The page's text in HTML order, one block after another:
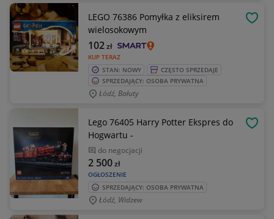
LEGO 76386 Pomyłka z eliksirem
wielosokowym
KUP TERAZ
102zł
STAN: NOWY
CZĘSTO SPRZEDAJE
SPRZEDAJĄCY: OSOBA PRYWATNA
Łódź, Bałuty
Lego 76405 Harry Potter Ekspres do
Hogwartu -
do negocjacji
OGŁOSZENIE
2 500zł
SPRZEDAJĄCY: OSOBA PRYWATNA
Łódź, Widzew